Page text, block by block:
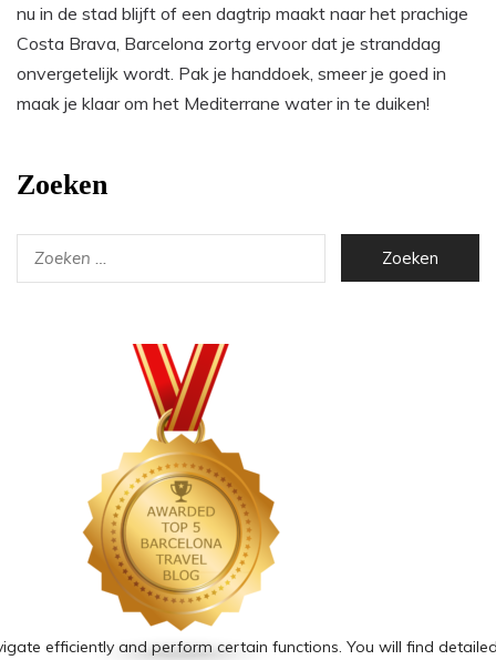
nu in de stad blijft of een dagtrip maakt naar het prachige
Costa Brava, Barcelona zortg ervoor dat je stranddag
onvergetelijk wordt. Pak je handdoek, smeer je goed in
maak je klaar om het Mediterrane water in te duiken!
Zoeken